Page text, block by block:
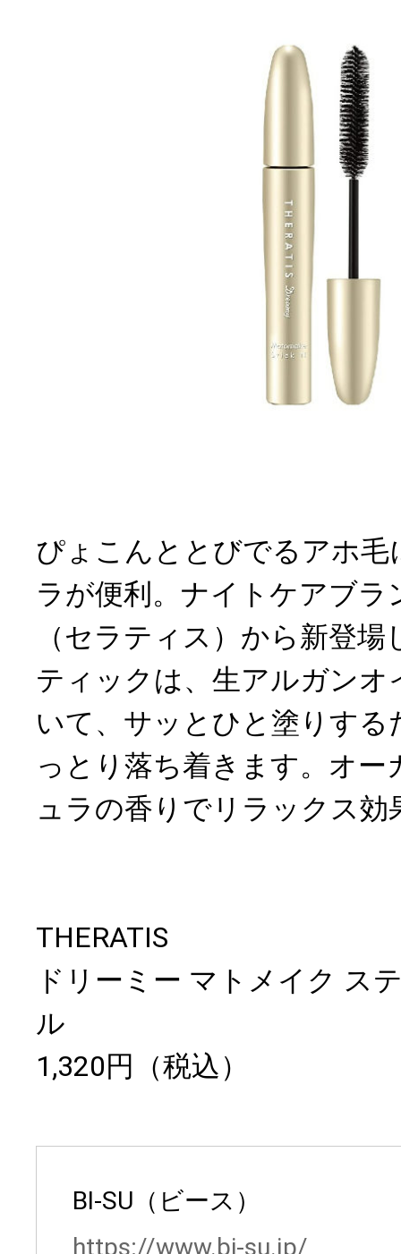
ぴょこんととびでるアホ
ラが便利。ナイトケアブラ
（セラティス）から新登
ティックは、生アルガンオ
いて、サッとひと塗りす
っとり落ち着きます。オ
ュラの香りでリラックス効
THERATIS
ドリーミー マトメイク ス
ル
1,320円（税込）
BI-SU（ビース）
https://www.bi-su.jp/